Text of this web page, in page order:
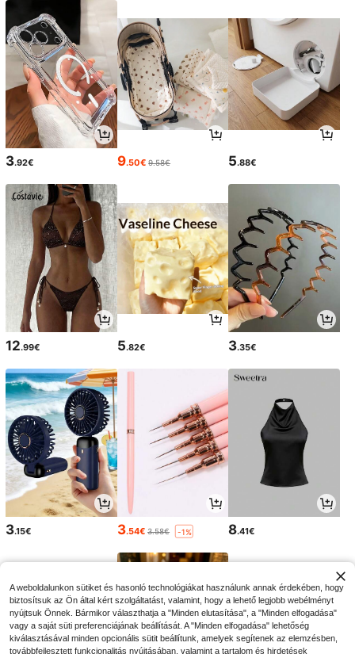
3.92€ 9.50€ 9.58€ 5.88€
12.99€ 5.82€ 3.35€
3.15€ 3.54€ 3.58€ -1% 8.41€
A weboldalunkon sütiket és hasonló technológiákat használunk annak érdekében, hogy
biztosítsuk az Ön által kért szolgáltatást, valamint, hogy a lehető legjobb webélményt
nyújtsuk Önnek. Bármikor választhatja a "Minden elutasítása", a "Minden elfogadása"
vagy a saját süti preferenciájának beállítását. A "Minden elfogadása" lehetőség
kiválasztásával minden opcionális sütit beállítunk, amelyek segítenek az elemzésben,
továbbfejlesztett funkcionalitás nyújtásában, valamint a tartalom és hirdetések